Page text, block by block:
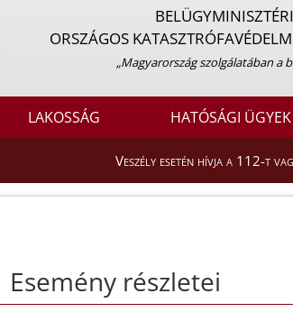
ORSZÁGOS
„Magyarország szolgálatában a
LAKOSSÁG HATÓSÁGI ÜGYEK
Veszély esetén hívja a 112-t
Esemény részletei